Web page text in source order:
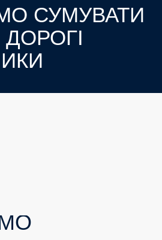
СУМУВАТИ